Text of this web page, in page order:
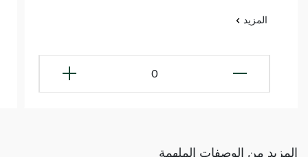
المزيد
0
المزيد من الوصفات الملهمة